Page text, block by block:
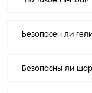
Безопасен ли
Безопасны ли